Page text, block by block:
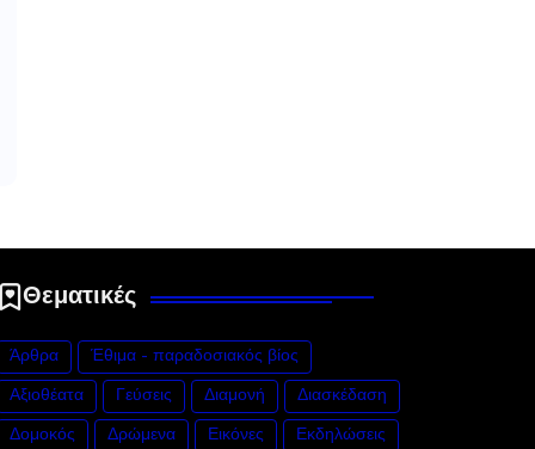
Θεματικές
Άρθρα Έθιμα - παραδοσιακός βίος
Αξιοθέατα Γεύσεις Διαμονή Διασκέδαση
Δομοκός Δρώμενα Εικόνες Εκδηλώσεις